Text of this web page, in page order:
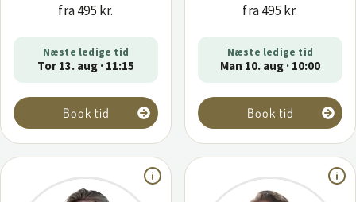
fra 495 kr.
Næste ledige tid
Tor 13. aug · 11:15
Book tid
fra 495 kr.
Næste ledige tid
Man 10. aug · 10:00
Book tid